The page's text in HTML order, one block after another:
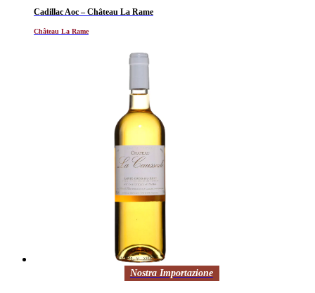
Cadillac Aoc – Château La Rame
Château La Rame
Nostra Importazione